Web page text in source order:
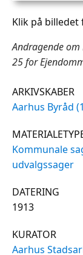
Klik på
Andragende
25 for
ARKIVSKABER
Aarhus Byråd
Kommunale
udvalgssager
DATERING
1913
KURATOR
Aarhus